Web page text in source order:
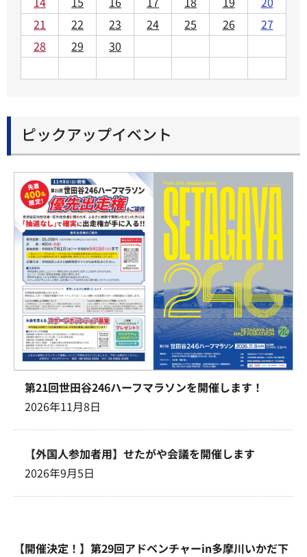
21
22 23 24 25 26
27
28
29 30
ピックアップイベント
第21回世田谷246ハーフマラソンを開催します！
2026年11月8日
【外国人参加者用】せたがや会議を開催します
2026年9月5日
【開催決定！】第29回アドベンチャーin多摩川いかだ下